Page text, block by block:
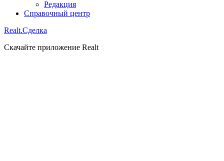
Редакция
Справочный центр
Realt.Сделка
Скачайте приложение Realt